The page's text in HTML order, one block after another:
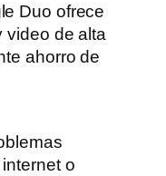
Duo ofrece
video de alta
ahorro de
o